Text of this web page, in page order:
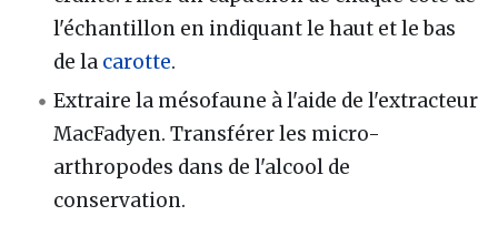
l'échantillon en indiquant le haut et le bas
de la carotte.
Extraire la mésofaune à l'aide de l'extracteur
MacFadyen. Transférer les micro-
arthropodes dans de l'alcool de
conservation.